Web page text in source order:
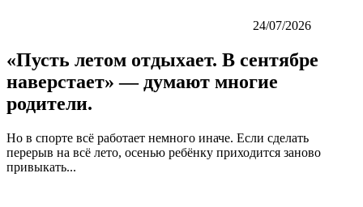
24/07/2026
«Пусть летом отдыхает. В сентябре
наверстает» — думают многие
родители.
Но в спорте всё работает немного иначе. Если сделать
перерыв на всё лето, осенью ребёнку приходится заново
привыкать...